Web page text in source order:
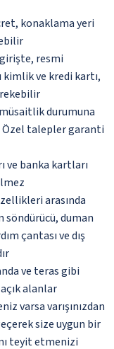
konaklama yeri
resmi
ve kredi kartı,
durumuna
Özel talepler garanti
ve banka kartları
arasında
duman
çantası ve dış
ve teras gibi
alanlar
varsa varışınızdan
size uygun bir
teyit etmenizi